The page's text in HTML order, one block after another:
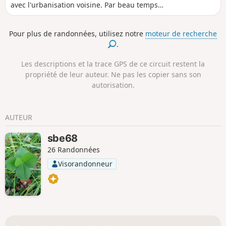
avec l'urbanisation voisine. Par beau temps,
un espace de jeu et une aire de pique-nique
humides, les chemins sont souvent boueux
ou encombrés par la végétation, d'autres
Pour plus de randonnées, utilisez notre moteur de recherche
.
Les descriptions et la trace GPS de ce circuit restent la
propriété de leur auteur. Ne pas les copier sans son
autorisation.
AUTEUR
sbe68
26 Randonnées
Visorandonneur